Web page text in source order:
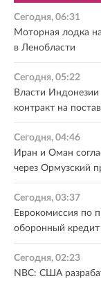
Сегодня, 06:31
Моторная лодка
в Ленобласти
Сегодня, 05:22
Власти
контракт на
Сегодня, 04:46
Иран и Оман
через Ормузский
Сегодня, 03:37
Еврокомиссия по
оборонный
Сегодня, 02:23
NBC: США